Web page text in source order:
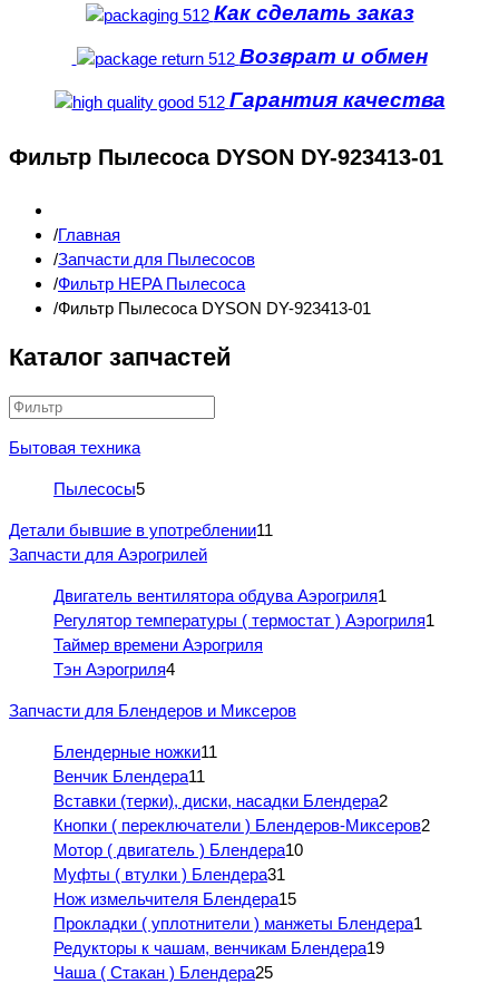
Как сделать заказ
Возврат и обмен
Гарантия качества
Фильтр Пылесоса DYSON DY-923413-01
Главная
Запчасти для Пылесосов
Фильтр HEPA Пылесоса
Фильтр Пылесоса DYSON DY-923413-01
Каталог запчастей
Бытовая техника
Пылесосы5
Детали бывшие в употреблении11
Запчасти для Аэрогрилей
Двигатель вентилятора обдува Аэрогриля1
Регулятор температуры ( термостат ) Аэрогриля1
Таймер времени Аэрогриля
Тэн Аэрогриля4
Запчасти для Блендеров и Миксеров
Блендерные ножки11
Венчик Блендера11
Вставки (терки), диски, насадки Блендера2
Кнопки ( переключатели ) Блендеров-Миксеров2
Мотор ( двигатель ) Блендера10
Муфты ( втулки ) Блендера31
Нож измельчителя Блендера15
Прокладки ( уплотнители ) манжеты Блендера1
Редукторы к чашам, венчикам Блендера19
Чаша ( Стакан ) Блендера25